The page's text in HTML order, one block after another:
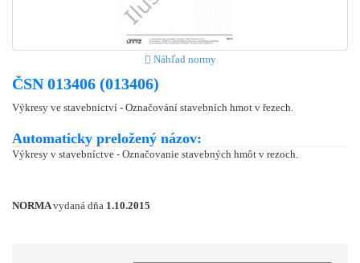
Náhľad normy
ČSN 013406 (013406)
Výkresy ve stavebnictví - Označování stavebních hmot v řezech.
Automaticky preložený názov:
Výkresy v stavebníctve - Označovanie stavebných hmôt v rezoch.
NORMAvydaná dňa 1.10.2015